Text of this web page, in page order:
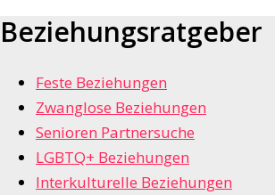
Beziehungsratgeber
Feste Beziehungen
Zwanglose Beziehungen
Senioren Partnersuche
LGBTQ+ Beziehungen
Interkulturelle Beziehungen